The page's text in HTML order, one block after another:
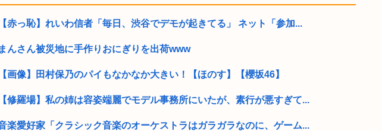
【赤っ恥】れいわ信者「毎日、渋谷でデモが起きてる」 ネット「参加...
まんさん被災地に手作りおにぎりを出荷www
【画像】田村保乃のパイもなかなか大きい！【ほのす】【櫻坂46】
【修羅場】私の姉は容姿端麗でモデル事務所にいたが、素行が悪すぎて...
楽愛好家「クラシック音楽のオーケストラはガラガラなのに、ゲーム...